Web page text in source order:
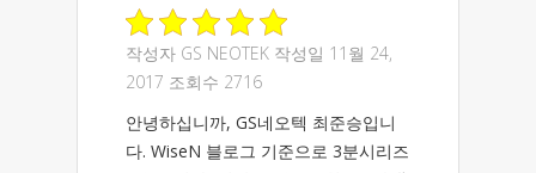
작성자 GS NEOTEK 작성일 11월 24,
2017 조회수 2716
안녕하십니까, GS네오텍 최준승입니
다. WiseN 블로그 기준으로 3분시리즈